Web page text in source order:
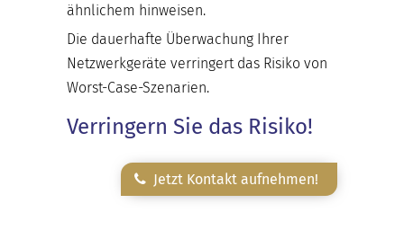
ähnlichem hinweisen.
Die dauerhafte Überwachung Ihrer
Netzwerkgeräte verringert das Risiko von
Worst-Case-Szenarien.
Verringern Sie das Risiko!
Jetzt Kontakt aufnehmen!